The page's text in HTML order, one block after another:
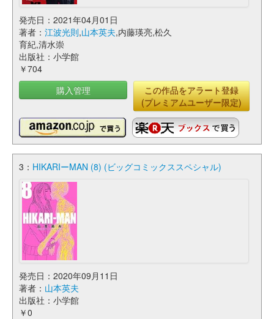
発売日：2021年04月01日
著者： 江波光則,山本英夫,内藤瑛亮,松久
育紀,清水崇
出版社：小学館
￥704
購入管理
この作品をアラート登録
(プレミアムユーザー限定)
3： HIKARIーMAN (8) (ビッグコミックススペシャル)
発売日：2020年09月11日
著者： 山本英夫
出版社：小学館
￥0